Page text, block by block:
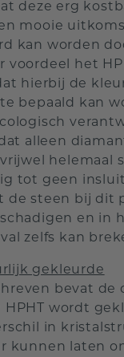
deze erg
mooie
kan worden
voordeel het
hierbij de
bepaald kan
alleen
helemaal
tot geen
de steen bij dit
en in
zelfs kan
gekleurde
bevat de
wordt
in
kunnen laten